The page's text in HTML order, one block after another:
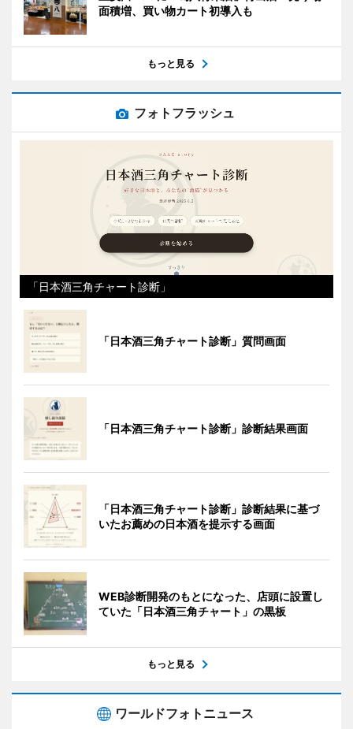
面積増、買い物カート初導入も
もっと見る
フォトフラッシュ
「日本酒三角チャート診断」
「日本酒三角チャート診断」質問画面
「日本酒三角チャート診断」診断結果画面
「日本酒三角チャート診断」診断結果に基づ
いたお薦めの日本酒を提示する画面
WEB診断開発のもとになった、店頭に設置し
ていた「日本酒三角チャート」の黒板
もっと見る
ワールドフォトニュース